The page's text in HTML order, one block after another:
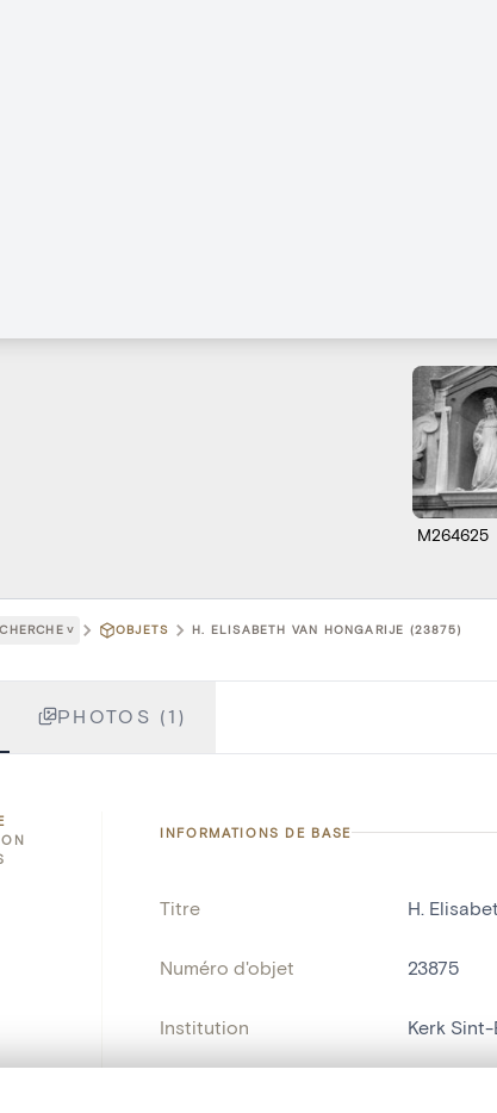
M264625
˅ OBJETS H. ELISABETH VAN HONGARIJE (23875)
PHOTOS (1)
INFORMATIONS DE BASE
Titre H.
Numéro d'objet 23875
Institution Kerk